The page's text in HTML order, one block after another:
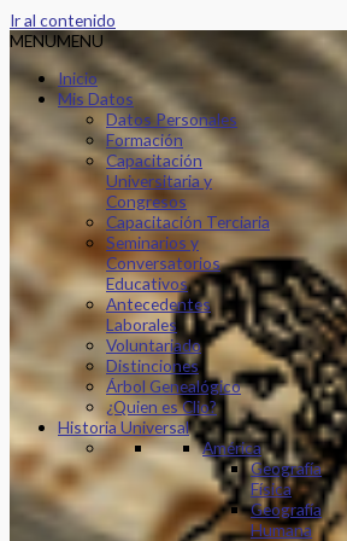
Ir al contenido
MENUMENU
Inicio
Mis Datos
Datos Personales
Formación
Capacitación
Universitaria y
Congresos
Capacitación Terciaria
Seminarios y
Conversatorios
Educativos
Antecedentes
Laborales
Voluntariado
Distinciones
Árbol Genealógico
¿Quien es Clio?
Historia Universal
América
Geografía
Física
Geografía
Humana